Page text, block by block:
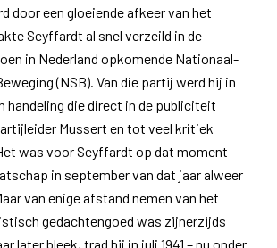
door een gloeiende afkeer van het
Seyffardt al snel verzeild in de
in Nederland opkomende Nationaal-
(NSB). Van die partij werd hij in
handeling die direct in de publiciteit
Mussert en tot veel kritiek
was voor Seyffardt op dat moment
in september van dat jaar alweer
van enige afstand nemen van het
gedachtengoed was zijnerzijds
later bleek, trad hij in juli 1941 – nu onder